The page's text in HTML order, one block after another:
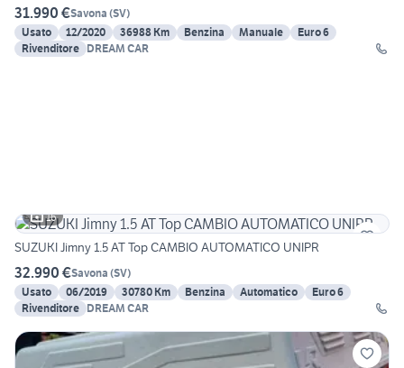
31.990 €Savona (SV)
Usato
12/2020 36988 Km Benzina Manuale
Euro 6
Rivenditore DREAM CAR
16
SUZUKI Jimny 1.5 AT Top CAMBIO AUTOMATICO UNIPR
32.990 €Savona (SV)
Usato
06/2019 30780 Km Benzina Automatico
Euro 6
Rivenditore DREAM CAR